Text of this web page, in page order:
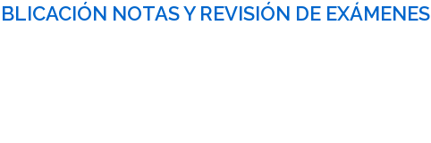
NOTAS Y REVISIÓN DE EXÁMENES